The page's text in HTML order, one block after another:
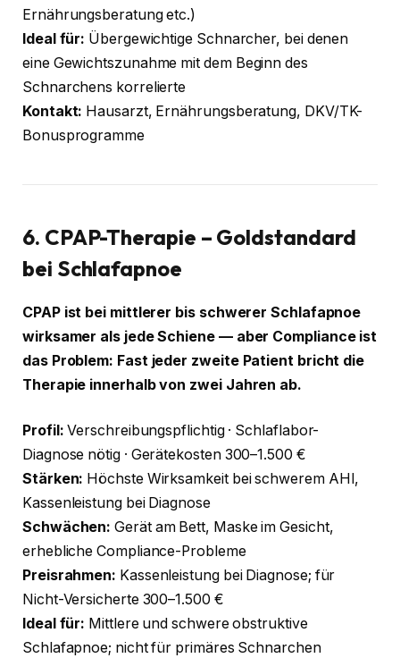
Ernährungsberatung etc.)
Ideal für: Übergewichtige Schnarcher, bei denen
eine Gewichtszunahme mit dem Beginn des
Schnarchens korrelierte
Kontakt: Hausarzt, Ernährungsberatung, DKV/TK-
Bonusprogramme
6. CPAP-Therapie – Goldstandard
bei Schlafapnoe
CPAP ist bei mittlerer bis schwerer Schlafapnoe
wirksamer als jede Schiene — aber Compliance ist
das Problem: Fast jeder zweite Patient bricht die
Therapie innerhalb von zwei Jahren ab.
Profil: Verschreibungspflichtig · Schlaflabor-
Diagnose nötig · Gerätekosten 300–1.500 €
Stärken: Höchste Wirksamkeit bei schwerem AHI,
Kassenleistung bei Diagnose
Schwächen: Gerät am Bett, Maske im Gesicht,
erhebliche Compliance-Probleme
Preisrahmen: Kassenleistung bei Diagnose; für
Nicht-Versicherte 300–1.500 €
Ideal für: Mittlere und schwere obstruktive
Schlafapnoe; nicht für primäres Schnarchen